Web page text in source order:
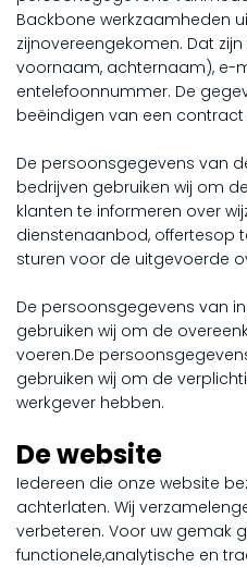
Backbone werkzaamheden
zijnovereengekomen. Dat
voornaam, achternaam), e-
entelefoonnummer. De
beëindigen van een contract
De persoonsgegevens van
bedrijven gebruiken wij om
klanten te informeren over
dienstenaanbod, offertesop
sturen voor de uitgevoerde
De persoonsgegevens van
gebruiken wij om de
voeren.De
gebruiken wij om de
werkgever hebben.
De website
Iedereen die onze website
achterlaten. Wij
verbeteren. Voor uw gemak
functionele,analytische en